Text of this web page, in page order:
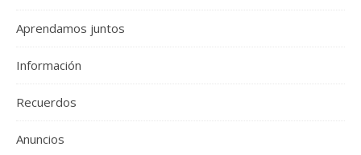
Aprendamos juntos
Información
Recuerdos
Anuncios